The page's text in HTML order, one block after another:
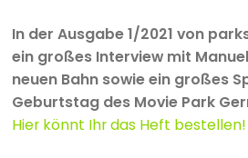
In der Ausgabe 1/2021 von
ein großes Interview mit
neuen Bahn sowie ein großes
Geburtstag des Movie Park
Hier könnt Ihr das Heft bestellen!